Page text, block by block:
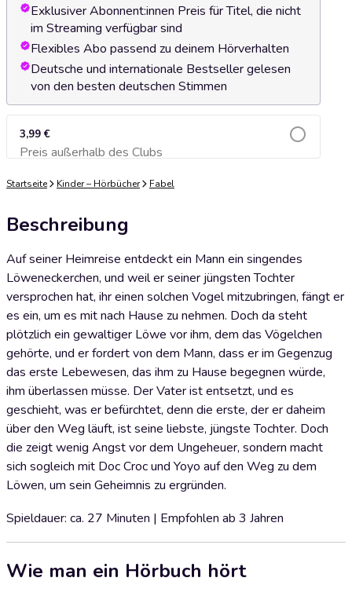
Exklusiver Abonnent:innen Preis für Titel, die nicht
im Streaming verfügbar sind
Flexibles Abo passend zu deinem Hörverhalten
Deutsche und internationale Bestseller gelesen
von den besten deutschen Stimmen
3,99 €
Preis außerhalb des ClubsZum Warenkorb hinzufügen
Startseite Kinder – Hörbücher Fabel
Beschreibung
Auf seiner Heimreise entdeckt ein Mann ein singendes
Löweneckerchen, und weil er seiner jüngsten Tochter
versprochen hat, ihr einen solchen Vogel mitzubringen, fängt er
es ein, um es mit nach Hause zu nehmen. Doch da steht
plötzlich ein gewaltiger Löwe vor ihm, dem das Vögelchen
gehörte, und er fordert von dem Mann, dass er im Gegenzug
das erste Lebewesen, das ihm zu Hause begegnen würde,
ihm überlassen müsse. Der Vater ist entsetzt, und es
geschieht, was er befürchtet, denn die erste, der er daheim
über den Weg läuft, ist seine liebste, jüngste Tochter. Doch
die zeigt wenig Angst vor dem Ungeheuer, sondern macht
sich sogleich mit Doc Croc und Yoyo auf den Weg zu dem
Löwen, um sein Geheimnis zu ergründen.
Spieldauer: ca. 27 Minuten | Empfohlen ab 3 Jahren
Wie man ein Hörbuch hört